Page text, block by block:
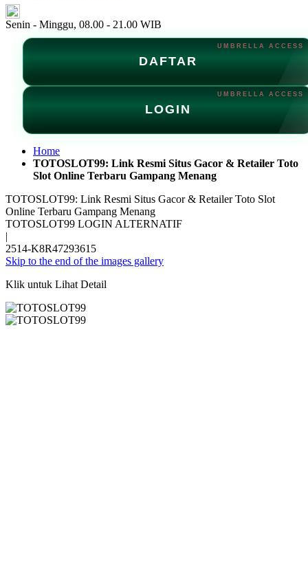
Senin - Minggu, 08.00 - 21.00 WIB
DAFTAR
LOGIN
Home
TOTOSLOT99: Link Resmi Situs Gacor & Retailer Toto
Slot Online Terbaru Gampang Menang
TOTOSLOT99: Link Resmi Situs Gacor & Retailer Toto Slot
Online Terbaru Gampang Menang
TOTOSLOT99 LOGIN ALTERNATIF
|
2514-K8R47293615
Skip to the end of the images gallery
Klik untuk Lihat Detail